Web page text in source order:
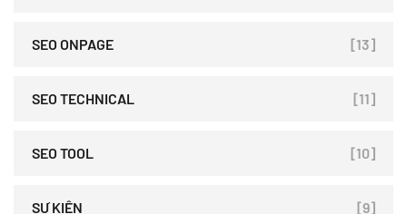
SEO ONPAGE [13]
SEO TECHNICAL [11]
SEO TOOL [10]
SỰ KIỆN [9]